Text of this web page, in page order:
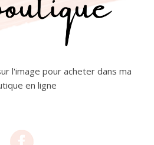
l'image pour acheter dans ma
en ligne